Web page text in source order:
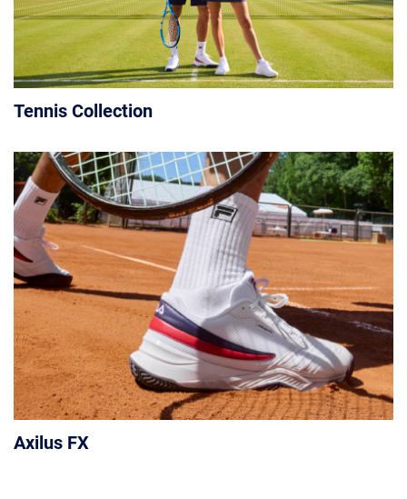
Tennis Collection
Axilus FX